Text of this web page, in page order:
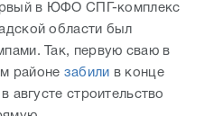
в ЮФО СПГ-комплекс
области был
Так, первую сваю в
районе забили в конце
августе строительство